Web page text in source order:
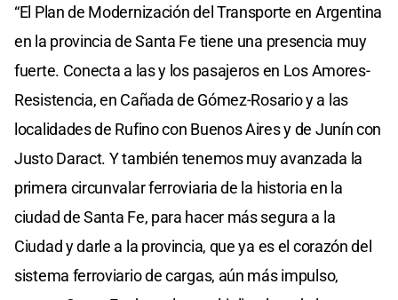
“El Plan de Modernización del Transporte en Argentina
en la provincia de Santa Fe tiene una presencia muy
fuerte. Conecta a las y los pasajeros en Los Amores-
Resistencia, en Cañada de Gómez-Rosario y a las
localidades de Rufino con Buenos Aires y de Junín con
Justo Daract. Y también tenemos muy avanzada la
primera circunvalar ferroviaria de la historia en la
ciudad de Santa Fe, para hacer más segura a la
Ciudad y darle a la provincia, que ya es el corazón del
sistema ferroviario de cargas, aún más impulso,